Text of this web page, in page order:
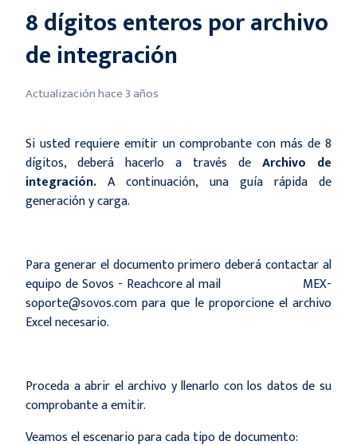
8 dígitos enteros por archivo
de integración
Actualizaciónhace 3 años
Si usted requiere emitir un comprobante con más de 8
dígitos, deberá hacerlo a través de Archivo de
integración. A continuación, una guía rápida de
generación y carga.
Para generar el documento primero deberá contactar al
equipo de Sovos - Reachcore al mail MEX-
soporte@sovos.com para que le proporcione el archivo
Excel necesario.
Proceda a abrir el archivo y llenarlo con los datos de su
comprobante a emitir.
Veamos el escenario para cada tipo de documento: